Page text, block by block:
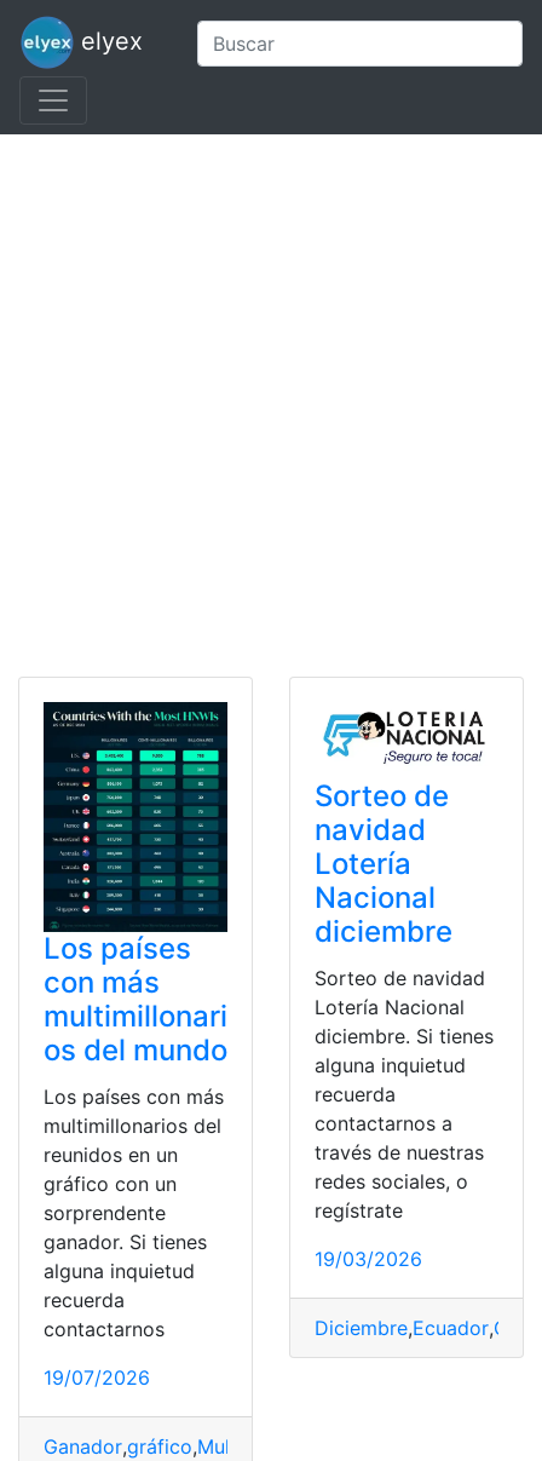
elyex
Los países
con más
multimillonari
os del mundo
Los países con más
multimillonarios del
reunidos en un
gráfico con un
sorprendente
ganador. Si tienes
alguna inquietud
recuerda
contactarnos
19/07/2026
Ganador,gráfico,Multimillonarios
Sorteo de
navidad
Lotería
Nacional
diciembre
Sorteo de navidad
Lotería Nacional
diciembre. Si tienes
alguna inquietud
recuerda
contactarnos a
través de nuestras
redes sociales, o
regístrate
19/03/2026
Diciembre,Ecuador,